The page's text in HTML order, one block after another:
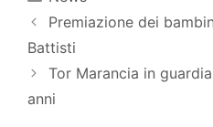
Premiazione dei
Battisti
Tor Marancia in
anni